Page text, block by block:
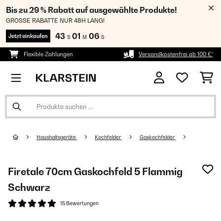
Bis zu 29 % Rabatt auf ausgewählte Produkte!
GROSSE RABATTE NUR 48H LANG!
Jetzt einkaufen 43 S 01 M 05 S
Flexible Zahlungen Versandkostenfrei ab 100 €*
Haushaltsgeräte Kochfelder Gaskochfelder
Firetale 70cm Gaskochfeld 5 Flammig
Schwarz
15 Bewertungen